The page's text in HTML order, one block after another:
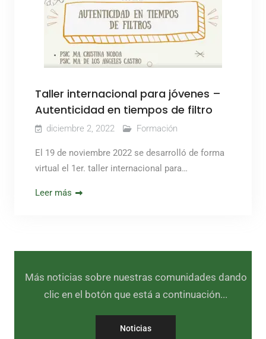
Taller internacional para jóvenes –
Autenticidad en tiempos de filtro
diciembre 2, 2022 Formación
El 19 de noviembre 2022 se desarrolló de forma
virtual el 1er. taller internacional para…
Leer más
Más noticias sobre nuestras comunidades dando
clic en el botón que está a continuación...
Noticias